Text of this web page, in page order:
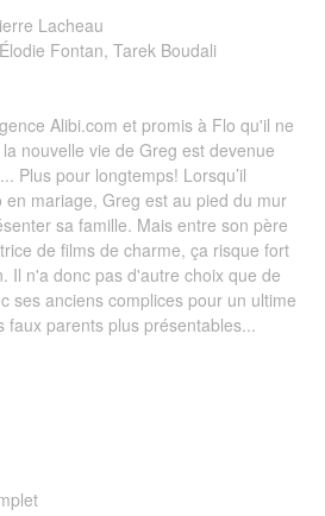
Lacheau
Fontan, Tarek Boudali
Alibi.com et promis à Flo qu'il ne
nouvelle vie de Greg est devenue
Plus pour longtemps! Lorsqu’il
mariage, Greg est au pied du mur
sa famille. Mais entre son père
de films de charme, ça risque fort
Il n'a donc pas d'autre choix que de
ses anciens complices pour un ultime
faux parents plus présentables...